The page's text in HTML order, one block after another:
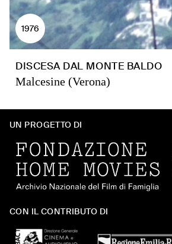
1976
DISCESA DAL MONTE BALDO
Malcesine (Verona)
UN PROGETTO DI
CON IL CONTRIBUTO DI